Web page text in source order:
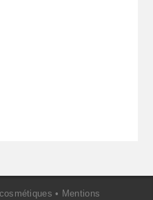
• Mentions